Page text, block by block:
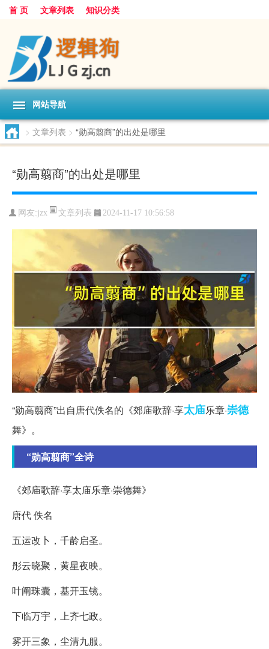
首 页 文章列表 知识分类
网站导航
> 文章列表 > “勋高翦商”的出处是哪里
“勋高翦商”的出处是哪里
网友:jzx 文章列表 2024-11-17 10:56:58
“勋高翦商”出自唐代佚名的《郊庙歌辞·享太庙乐章·崇德
舞》。
“勋高翦商”全诗
《郊庙歌辞·享太庙乐章·崇德舞》
唐代 佚名
五运改卜，千龄启圣。
彤云晓聚，黄星夜映。
叶阐珠囊，基开玉镜。
下临万宇，上齐七政。
雾开三象，尘清九服。